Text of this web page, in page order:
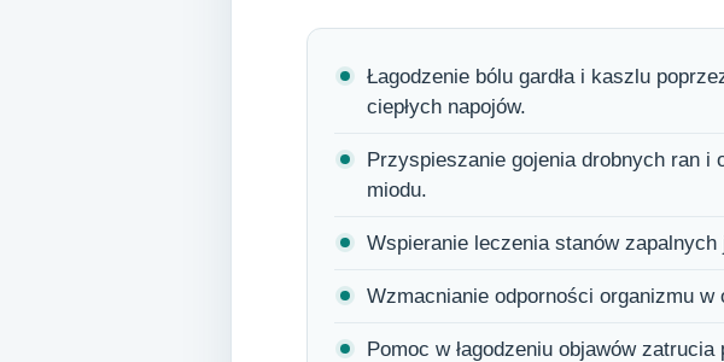
Łagodzenie bólu gardła i kaszlu
ciepłych napojów.
Przyspieszanie gojenia drobnych ran i
miodu.
Wspieranie leczenia stanów
Wzmacnianie odporności organizmu
Pomoc w łagodzeniu objawów